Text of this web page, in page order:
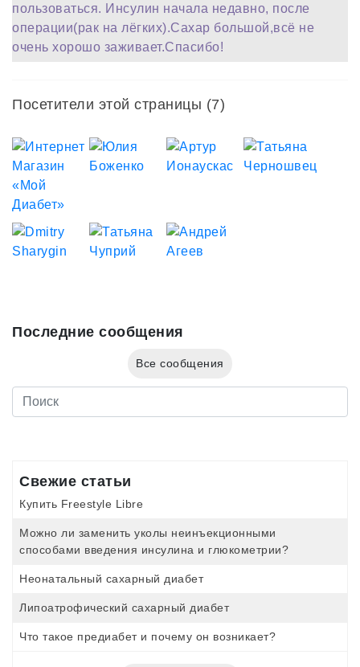
пользоваться. Инсулин начала недавно, после
операции(рак на лёгких).Сахар большой,всё не
очень хорошо заживает.Спасибо!
Посетители этой страницы (7)
Последние сообщения
Все сообщения
Свежие статьи
Купить Freestyle Libre
Можно ли заменить уколы неинъекционными
способами введения инсулина и глюкометрии?
Неонатальный сахарный диабет
Липоатрофический сахарный диабет
Что такое предиабет и почему он возникает?